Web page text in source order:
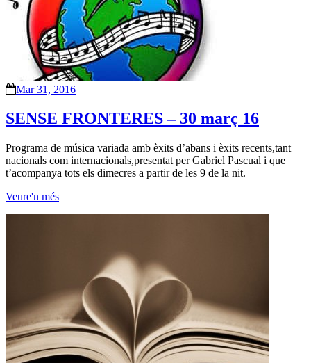
Mar 31, 2016
SENSE FRONTERES – 30 març 16
Programa de música variada amb èxits d’abans i èxits recents,tant
nacionals com internacionals,presentat per Gabriel Pascual i que
t’acompanya tots els dimecres a partir de les 9 de la nit.
Veure'n més